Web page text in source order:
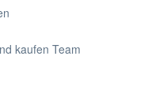
kaufen Team